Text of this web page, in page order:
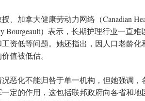
、加拿大健康劳动力网络（Canadian
Bourgeault）表示，长期护理行业一直
资低等问题。她还指出，因人口老龄化
值被低估。
恶化不能归咎于单一机构，但她强调
定的作用，这包括联邦政府向各省和地